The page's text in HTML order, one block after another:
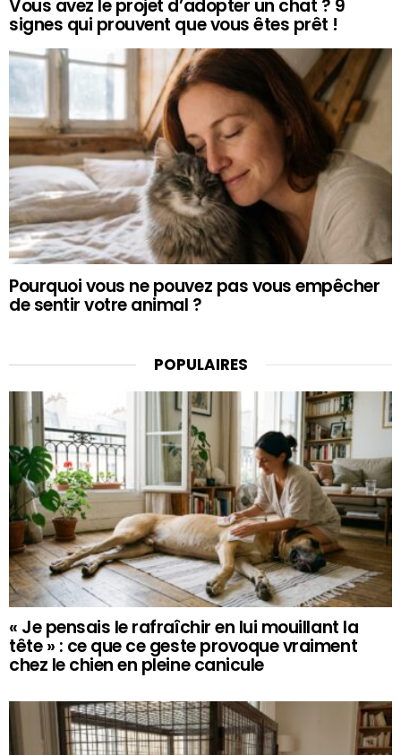
Vous avez le projet d’adopter un chat ? 9
signes qui prouvent que vous êtes prêt !
Pourquoi vous ne pouvez pas vous empêcher
de sentir votre animal ?
POPULAIRES
« Je pensais le rafraîchir en lui mouillant la
tête » : ce que ce geste provoque vraiment
chez le chien en pleine canicule